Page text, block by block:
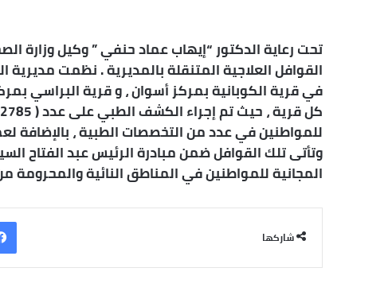
تحت رعاية الدكتور “إيهاب عماد حنفي ” وكيل وزارة
القوافل العلاجية المتنقلة بالمديرية . نظمت
في قرية الكوبانية بمركز أسوان ، و قرية البراسي
للمواطنين في عدد من التخصصات الطبية ، بالإضافة
وتأتى تلك القوافل ضمن مبادرة الرئيس عبد الفتاح
المجانية للمواطنين في المناطق النائية والمحرومة
شاركها